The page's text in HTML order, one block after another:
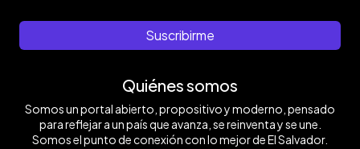
Suscribirme
Quiénes somos
Somos un portal abierto, propositivo y moderno, pensado
para reflejar a un país que avanza, se reinventa y se une.
Somos el punto de conexión con lo mejor de El Salvador.